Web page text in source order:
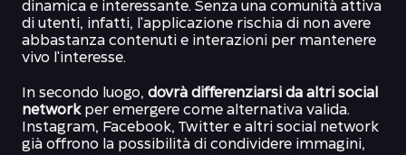
dinamica e interessante. Senza una comunità attiva
di utenti, infatti, l'applicazione rischia di non avere
abbastanza contenuti e interazioni per mantenere
vivo l'interesse.
In secondo luogo, dovrà differenziarsi da altri social
network per emergere come alternativa valida.
Instagram, Facebook, Twitter e altri social network
già offrono la possibilità di condividere immagini,